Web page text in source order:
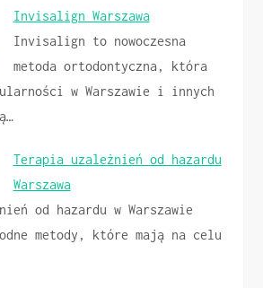
Invisalign Warszawa
Invisalign to nowoczesna
metoda ortodontyczna, która
w Warszawie i innych
Terapia uzależnień od hazardu
Warszawa
od hazardu w Warszawie
metody, które mają na celu